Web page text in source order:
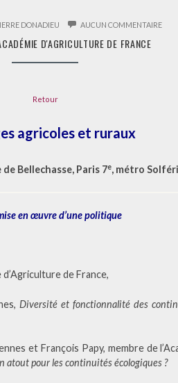
DONADIEU AUCUN COMMENTAIRESUR
D'AGRICULTURE DE FRANCE
Retour
agricoles et ruraux
Bellechasse, Paris 7e, métro
en œuvre d’une politique
de France,
Diversité et fonctionnalité des
et François Papy, membre de
atout pour les continuités écologiques ?